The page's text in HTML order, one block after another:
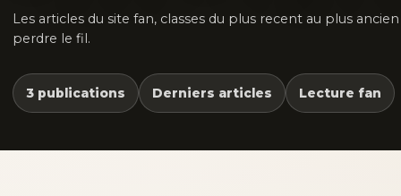
Les articles du site fan, classes du plus recent au plus
perdre le fil.
3 publications Derniers articles Lecture fan